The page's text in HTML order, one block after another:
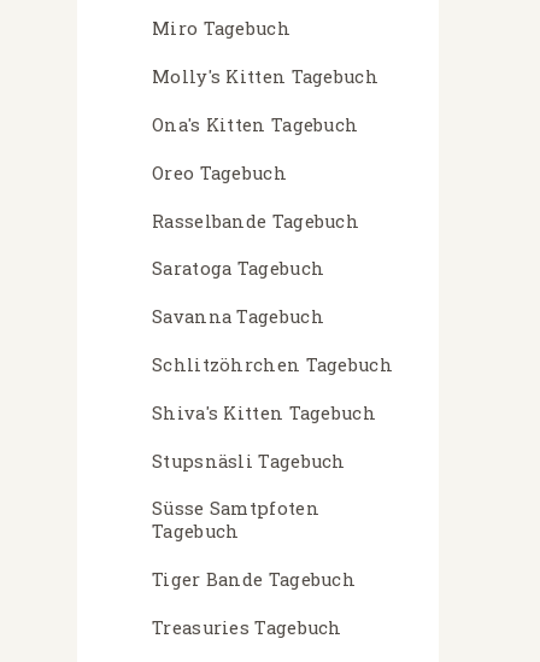
Miro Tagebuch
Molly's Kitten Tagebuch
Ona's Kitten Tagebuch
Oreo Tagebuch
Rasselbande Tagebuch
Saratoga Tagebuch
Savanna Tagebuch
Schlitzöhrchen Tagebuch
Shiva's Kitten Tagebuch
Stupsnäsli Tagebuch
Süsse Samtpfoten
Tagebuch
Tiger Bande Tagebuch
Treasuries Tagebuch